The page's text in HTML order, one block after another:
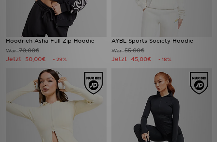
Hoodrich Asha Full Zip Hoodie
War70,00€
Jetzt 50,00€ - 29%
AYBL Sports Society Hoodie
War55,00€
Jetzt 45,00€ - 18%